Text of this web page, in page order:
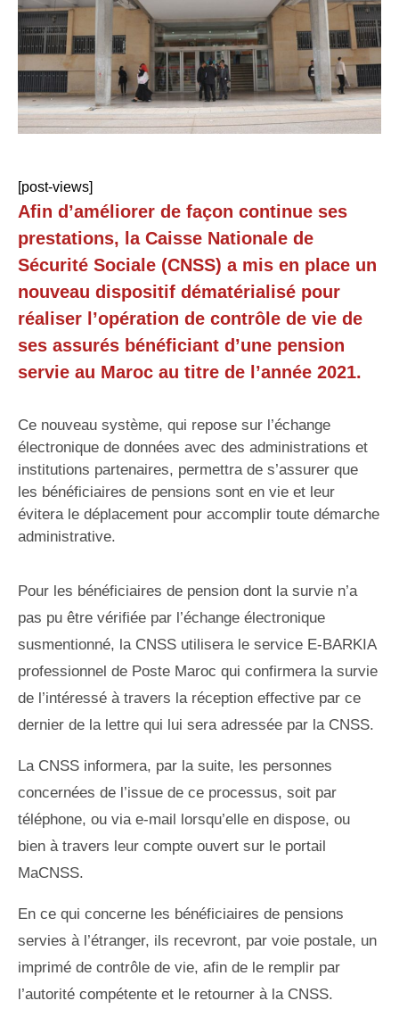
[post-views]
Afin d’améliorer de façon continue ses
prestations, la Caisse Nationale de
Sécurité Sociale (CNSS) a mis en place un
nouveau dispositif dématérialisé pour
réaliser l’opération de contrôle de vie de
ses assurés bénéficiant d’une pension
servie au Maroc au titre de l’année 2021.
Ce nouveau système, qui repose sur l’échange
électronique de données avec des administrations et
institutions partenaires, permettra de s’assurer que
les bénéficiaires de pensions sont en vie et leur
évitera le déplacement pour accomplir toute démarche
administrative.
Pour les bénéficiaires de pension dont la survie n’a
pas pu être vérifiée par l’échange électronique
susmentionné, la CNSS utilisera le service E-BARKIA
professionnel de Poste Maroc qui confirmera la survie
de l’intéressé à travers la réception effective par ce
dernier de la lettre qui lui sera adressée par la CNSS.
La CNSS informera, par la suite, les personnes
concernées de l’issue de ce processus, soit par
téléphone, ou via e-mail lorsqu’elle en dispose, ou
bien à travers leur compte ouvert sur le portail
MaCNSS.
En ce qui concerne les bénéficiaires de pensions
servies à l’étranger, ils recevront, par voie postale, un
imprimé de contrôle de vie, afin de le remplir par
l’autorité compétente et le retourner à la CNSS.